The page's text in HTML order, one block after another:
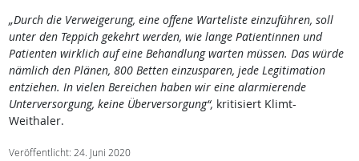
„Durch die Verweigerung, eine offene Warteliste einzuführen, soll
unter den Teppich gekehrt werden, wie lange Patientinnen und
Patienten wirklich auf eine Behandlung warten müssen. Das würde
nämlich den Plänen, 800 Betten einzusparen, jede Legitimation
entziehen. In vielen Bereichen haben wir eine alarmierende
Unterversorgung, keine Überversorgung“, kritisiert Klimt-
Weithaler.
Veröffentlicht: 24. Juni 2020